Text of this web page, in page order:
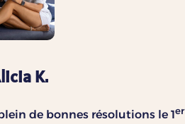
K.
de bonnes résolutions le 1er